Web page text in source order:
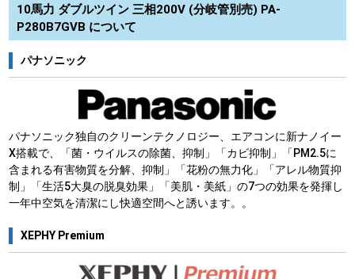
10馬力 ダブルツイン 三相200V (分岐管別売) PA-
P280B7GVB について
パナソニック
パナソニック独自のクリーンテクノロジー、エアコンに新ナノイー
X搭載で、「菌・ウイルスの除菌、抑制」「カビ抑制」「PM2.5に
含まれる有害物質を分解、抑制」「花粉の無力化」「アレル物質抑
制」「生活5大臭の脱臭効果」「美肌・美紙」の7つの効果を発揮し
一年中空気を清潔にし快適空間へと誘います。。
XEPHY Premium